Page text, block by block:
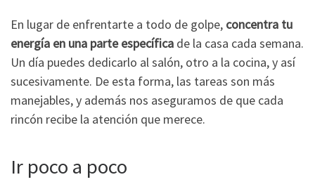
En lugar de enfrentarte a todo de golpe, concentra tu
energía en una parte específica de la casa cada semana.
Un día puedes dedicarlo al salón, otro a la cocina, y así
sucesivamente. De esta forma, las tareas son más
manejables, y además nos aseguramos de que cada
rincón recibe la atención que merece.
Ir poco a poco